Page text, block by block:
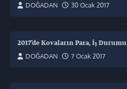
DOĞADAN
30 Ocak 2017
2017’de Kovaların Para, İş Durumu
DOĞADAN
7 Ocak 2017